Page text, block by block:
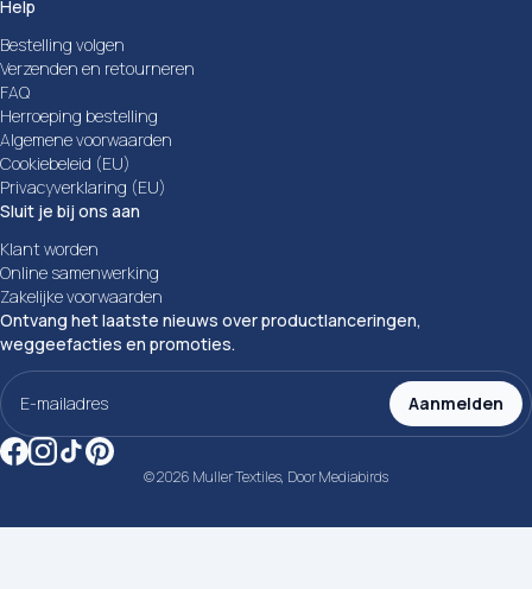
Help
Bestelling volgen
Verzenden en retourneren
FAQ
Herroeping bestelling
Algemene voorwaarden
Cookiebeleid (EU)
Privacyverklaring (EU)
Sluit je bij ons aan
Klant worden
Online samenwerking
Zakelijke voorwaarden
Ontvang het laatste nieuws over productlanceringen,
weggeefacties en promoties.
E-
mailadres
(Vereist)
Aanmelden
© 2026 Muller Textiles, DoorMediabirds